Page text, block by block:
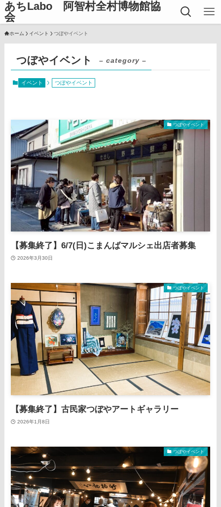
あちLabo 阿智村全村博物館協
会
ホーム イベント つぼやイベント
つぼやイベント – category –
イベント つぼやイベント
つぼやイベント
【募集終了】6/7(日)こまんばマルシェ出店者募集
2026年3月30日
つぼやイベント
【募集終了】古民家つぼやアートギャラリー
2026年1月8日
つぼやイベント